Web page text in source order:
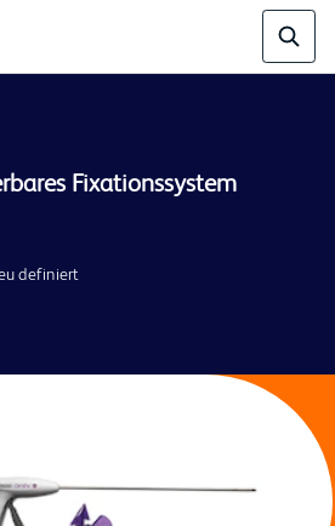
definiert